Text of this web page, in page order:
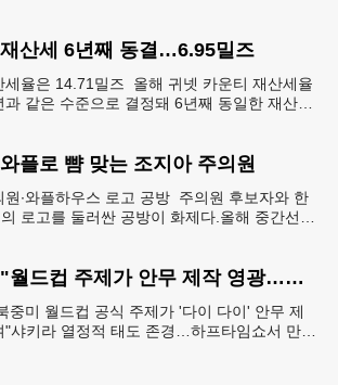
산세 6년째 동결…6.95밀즈
세율은 14.71밀즈 올해 귀넷 카운티 재산세율
과 같은 수준으로 결정돼 6년째 동일한 재산세
플로 뺨 맞는 조지아 주의원
원∙와플하우스 로고 공방 주의원 후보자와 한
로고를 둘러싼 공방이 화제다.올해 중간선거
카니 "월드컵 주제가 안무 제작 영광…춤은 국경 없는 언어"
중미 월드컵 공식 주제가 '다이 다이' 안무 제
"샤키라 열정적 태도 존경…하프타임쇼서 만난